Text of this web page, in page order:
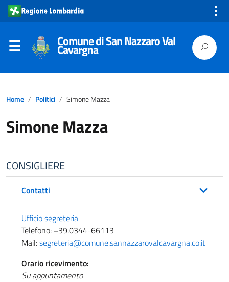
⋮
Comune di San Nazzaro Val
Cavargna
Home Politici Simone Mazza
Simone Mazza
CONSIGLIERE
Contatti
Ufficio segreteria
Telefono: +39.0344-66113
Mail:segreteria@comune.sannazzarovalcavargna.co.it
Orario ricevimento:
Su appuntamento